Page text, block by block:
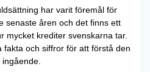
har varit föremål för
senaste åren och det finns ett
mycket krediter svenskarna tar.
fakta och siffror för att förstå den